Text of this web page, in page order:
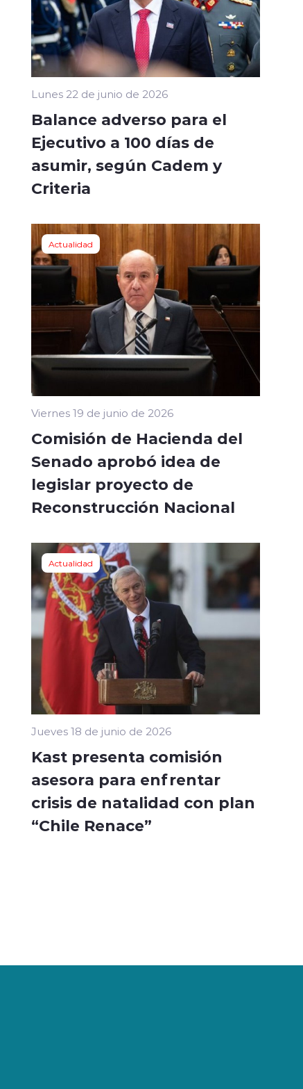
Lunes 22 de junio de 2026
Balance adverso para el
Ejecutivo a 100 días de
asumir, según Cadem y
Criteria
Actualidad
Viernes 19 de junio de 2026
Comisión de Hacienda del
Senado aprobó idea de
legislar proyecto de
Reconstrucción Nacional
Actualidad
Jueves 18 de junio de 2026
Kast presenta comisión
asesora para enfrentar
crisis de natalidad con plan
“Chile Renace”